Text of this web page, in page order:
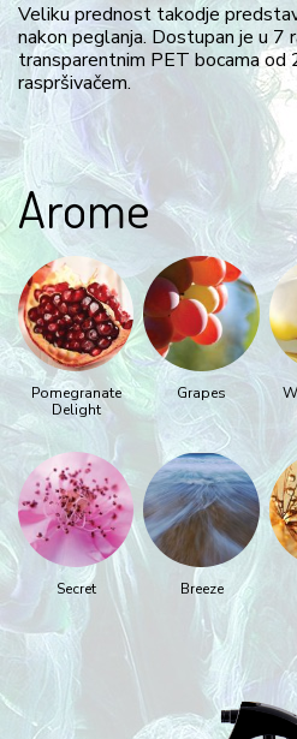
Veliku prednost takodje
nakon peglanja. Dostupan je u 7
transparentnim PET bocama
raspršivačem.
Arome
Pomegranate
Delight
Grapes
Secret Breeze